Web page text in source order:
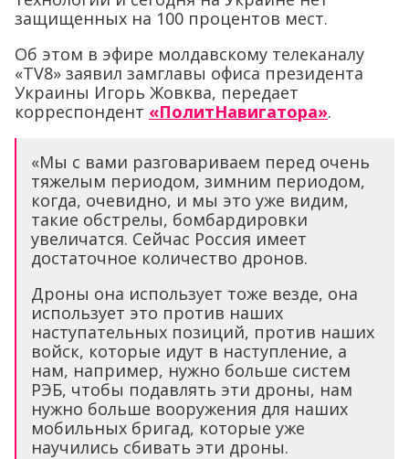
защищенных на 100 процентов мест.
Об этом в эфире молдавскому телеканалу
«TV8» заявил замглавы офиса президента
Украины Игорь Жовква, передает
корреспондент «ПолитНавигатора».
«Мы с вами разговариваем перед очень
тяжелым периодом, зимним периодом,
когда, очевидно, и мы это уже видим,
такие обстрелы, бомбардировки
увеличатся. Сейчас Россия имеет
достаточное количество дронов.
Дроны она использует тоже везде, она
использует это против наших
наступательных позиций, против наших
войск, которые идут в наступление, а
нам, например, нужно больше систем
РЭБ, чтобы подавлять эти дроны, нам
нужно больше вооружения для наших
мобильных бригад, которые уже
научились сбивать эти дроны.